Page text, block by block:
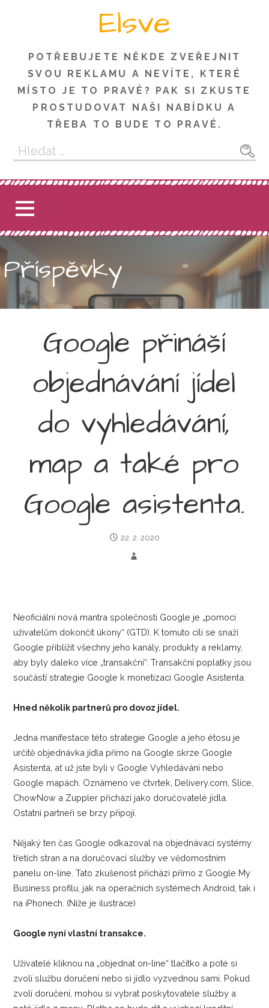
Elsve
POTŘEBUJETE NĚKDE ZVEŘEJNIT
SVOU REKLAMU A NEVÍTE, KTERÉ
MÍSTO JE TO PRAVÉ? PAK SI ZKUSTE
PROSTUDOVAT NAŠI NABÍDKU A
TŘEBA TO BUDE TO PRAVÉ.
Vyhledávání
Příspěvky
Google přináší
objednávání jídel
do vyhledávání,
map a také pro
Google asistenta.
22. 2. 2020
Neoficiální nová mantra společnosti Google je „pomoci
uživatelům dokončit úkony“ (GTD). K tomuto cíli se snaží
Google přiblížit všechny jeho kanály, produkty a reklamy,
aby byly daleko více „transakční“. Transakční poplatky jsou
součástí strategie Google k monetizaci Google Asistenta.
Hned několik partnerů pro dovoz jídel.
Jedna manifestace této strategie Google a jeho étosu je
určitě objednávka jídla přímo na Google skrze Google
Asistenta, ať už jste byli v Google Vyhledávání nebo
Google mapách. Oznámeno ve čtvrtek, Delivery.com, Slice,
ChowNow a Zuppler přichází jako doručovatelé jídla.
Ostatní partneři se brzy připojí.
Nějaký ten čas Google odkazoval na objednávací systémy
třetích stran a na doručovací služby ve vědomostním
panelu on-line. Tato zkušenost přichází přímo z Google My
Business profilu, jak na operačních systémech Android, tak i
na iPhonech. (Níže je ilustrace)
Google nyní vlastní transakce.
Uživatelé kliknou na „objednat on-line“ tlačítko a poté si
zvolí službu doručení nebo si jídlo vyzvednou sami. Pokud
zvolí doručení, mohou si vybrat poskytovatele služby a